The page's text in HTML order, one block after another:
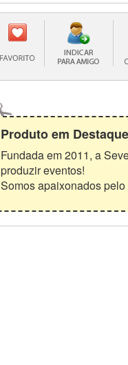
Produto em
Fundada em 2011, a
produzir eventos!
Somos apaixonados